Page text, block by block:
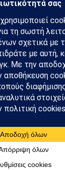
η παντελής
(οργανώσεις ή
ιδίως
καταπίεσης
η
τους